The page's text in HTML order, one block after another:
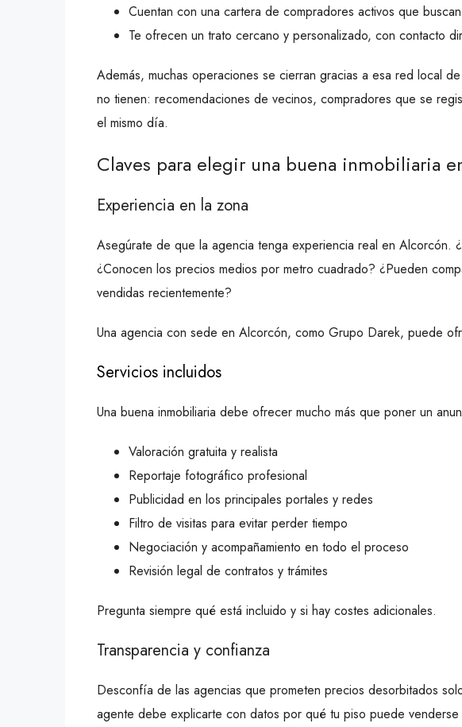
Cuentan con una cartera de compradores activos que
Te ofrecen un trato cercano y personalizado, con contacto
Además, muchas operaciones se cierran gracias a esa red local
no tienen: recomendaciones de vecinos, compradores que se
el mismo día.
Claves para elegir una buena inmobiliaria
Experiencia en la zona
Asegúrate de que la agencia tenga experiencia real en Alcorcón.
¿Conocen los precios medios por metro cuadrado? ¿Pueden
vendidas recientemente?
Una agencia con sede en Alcorcón, como Grupo Darek, puede
Servicios incluidos
Una buena inmobiliaria debe ofrecer mucho más que poner un
Valoración gratuita y realista
Reportaje fotográfico profesional
Publicidad en los principales portales y redes
Filtro de visitas para evitar perder tiempo
Negociación y acompañamiento en todo el proceso
Revisión legal de contratos y trámites
Pregunta siempre qué está incluido y si hay costes adicionales.
Transparencia y confianza
Desconfía de las agencias que prometen precios desorbitados
agente debe explicarte con datos por qué tu piso puede